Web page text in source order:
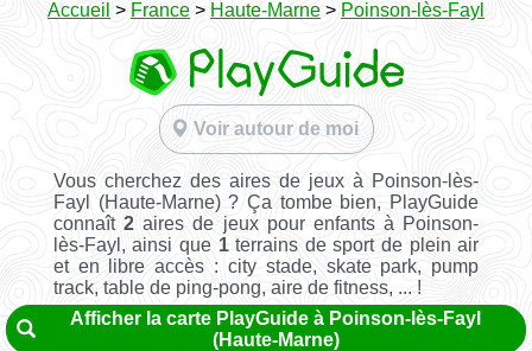
Accueil > France > Haute-Marne > Poinson-lès-Fayl
Voir autour de moi
Vous cherchez des aires de jeux à Poinson-lès-
Fayl (Haute-Marne) ? Ça tombe bien, PlayGuide
connaît 2aires de jeux pour enfants à Poinson-
lès-Fayl, ainsi que 1terrains de sport de plein air
et en libre accès : city stade, skate park, pump
track, table de ping-pong, aire de fitness, ... !
Afficher la carte PlayGuide à Poinson-lès-Fayl
(Haute-Marne)